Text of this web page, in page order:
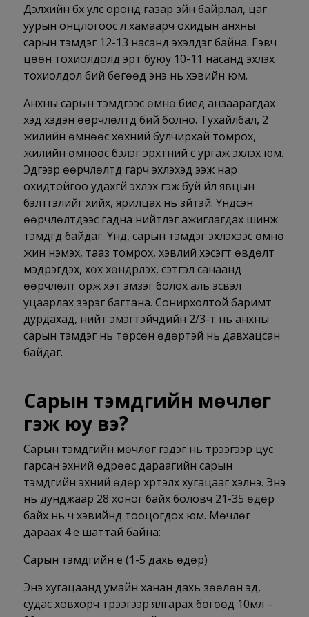
Дэлхийн бүх улс оронд газар зүйн байрлал, цаг
уурын онцлогоос үл хамаарч охидын анхны
сарын тэмдэг 12-13 насанд эхэлдэг байна. Гэвч
цөөн тохиолдолд эрт буюу 10-11 насанд эхлэх
тохиолдол бий бөгөөд энэ нь хэвийн юм.
Анхны сарын тэмдгээс өмнө биед анзаарагдах
хэд хэдэн өөрчлөлтүүд бий болно. Тухайлбал, 2
жилийн өмнөөс хөхний булчирхай томрох,
жилийн өмнөөс бэлэг эрхтний үс ургаж эхлэх юм.
Эдгээр өөрчлөлтүүд гарч эхлэхэд ээж нар
охидтойгоо удахгүй эхлэх гэж буй үйл явцын
бэлтгэлийг хийх, ярилцах нь зүйтэй. Үндсэн
өөрчлөлтүүдээс гадна нийтлэг ажиглагдах шинж
тэмдгүүд байдаг. Үүнд, сарын тэмдэг эхлэхээс өмнө
жин нэмэх, тааз томрох, хэвлий хэсэгт өвдөлт
мэдрэгдэх, хөх хөндүүрлэх, сэтгэл санаанд
өөрчлөлт орж хэт эмзэг болох аль эсвэл
уцаарлах зэрэг багтана. Сонирхолтой баримт
дурдахад, нийт эмэгтэйчүүдийн 2/3-т нь анхны
сарын тэмдэг нь төрсөн өдөртэй нь давхацсан
байдаг.
Сарын тэмдгийн мөчлөг
гэж юу вэ?
Сарын тэмдгийн мөчлөг гэдэг нь үтрээгээр цус
гарсан эхний өдрөөс дараагийн сарын
тэмдгийн эхний өдөр хүртэлх хугацааг хэлнэ. Энэ
нь дунджаар 28 хоног байх боловч 21-35 өдөр
байх нь ч хэвийнд тооцогдох юм. Мөчлөг
дараах 4 үе шаттай байна:
Сарын тэмдгийн үе (1-5 дахь өдөр)
Энэ хугацаанд умайн ханан дахь зөөлөн эд,
судас ховхорч үтрээгээр ялгарах бөгөөд 10мл –